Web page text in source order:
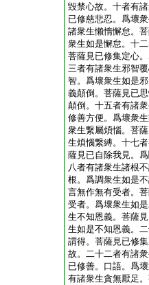
毀禁心故。十者有
已修慈悲忍。爲壞
諸衆生懶惰懈怠。
衆生如是懈怠。十
菩薩見已修集定心
三者有諸衆生邪智
智。爲壞衆生如是
義顛倒。菩薩見已
顛倒。十五者有諸
修善方便。爲壞衆
衆生繋屬煩惱。菩
生煩惱繋縛。十七
薩見已自除我見。
八者有諸衆生諸根
根。爲調衆生如是
言無作無有受者。
受者。爲壞衆生如
生不知恩義。菩薩
生如是不知恩義。
謂得。菩薩見已修
故。二十二者有諸
已修善。口語。爲
有諸衆生貪無厭足